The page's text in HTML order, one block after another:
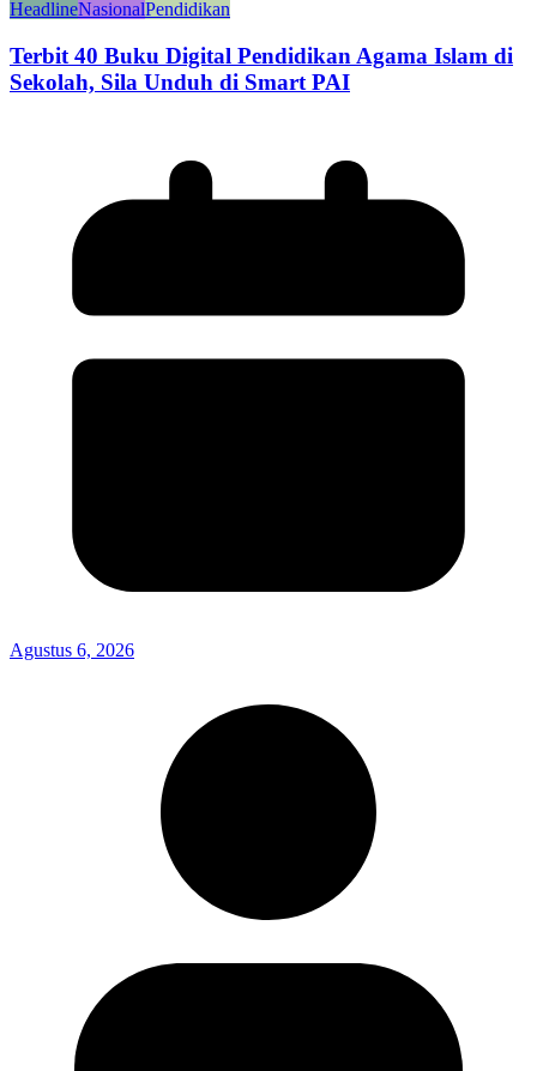
HeadlineNasionalPendidikan
Terbit 40 Buku Digital Pendidikan Agama Islam di
Sekolah, Sila Unduh di Smart PAI
Agustus 6, 2026